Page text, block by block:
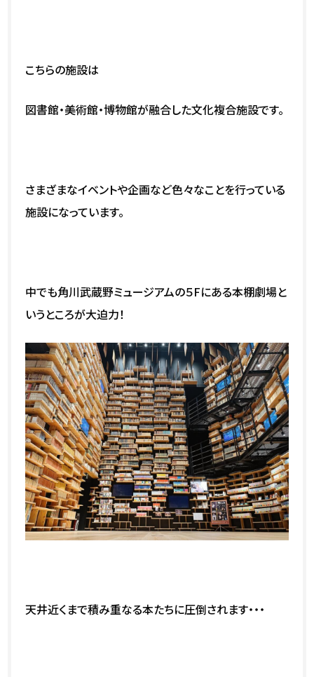
こちらの施設は
図書館・美術館・博物館が融合した文化複合施設です。
さまざまなイベントや企画など色々なことを行っている
施設になっています。
中でも角川武蔵野ミュージアムの５Fにある本棚劇場と
いうところが大迫力！
天井近くまで積み重なる本たちに圧倒されます・・・